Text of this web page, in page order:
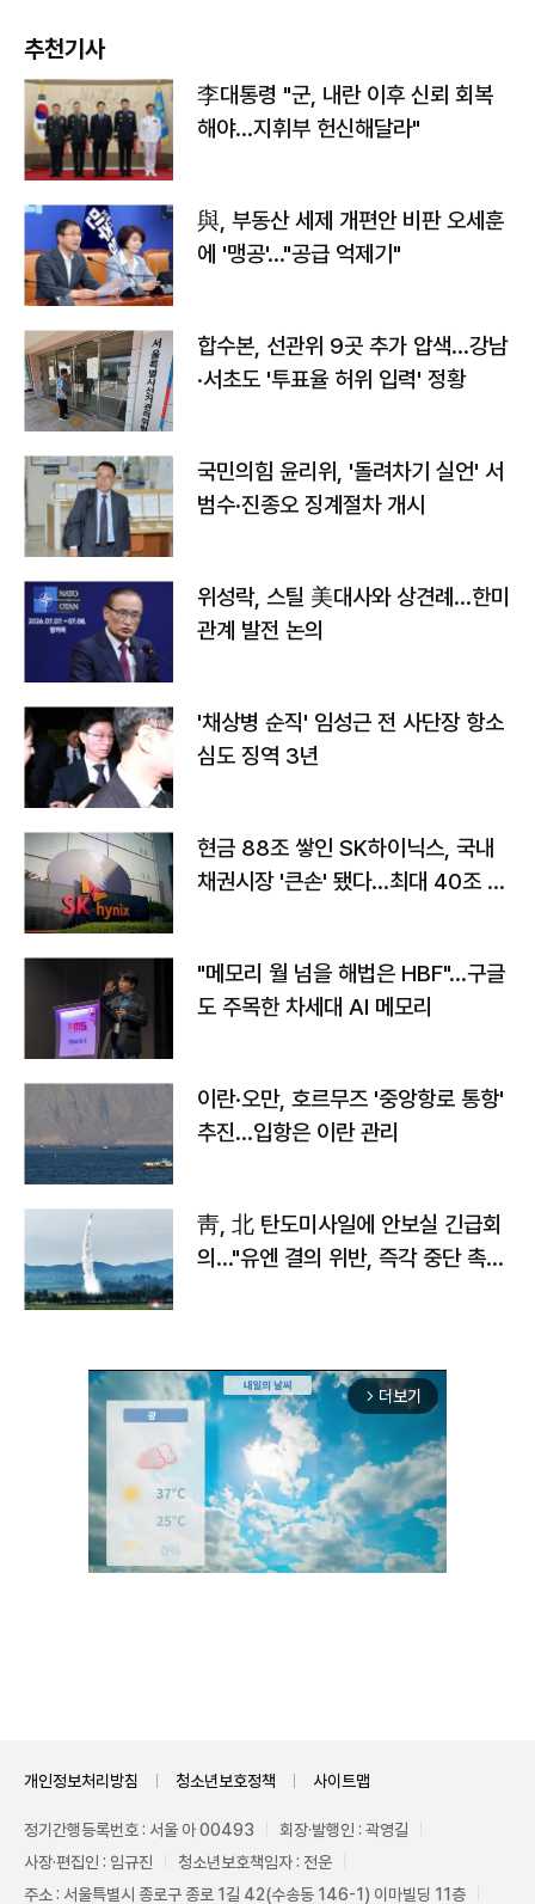
추천기사
李대통령 "군, 내란 이후 신뢰 회복
해야…지휘부 헌신해달라"
與, 부동산 세제 개편안 비판 오세훈
에 '맹공'…"공급 억제기"
합수본, 선관위 9곳 추가 압색…강남
·서초도 '투표율 허위 입력' 정황
국민의힘 윤리위, '돌려차기 실언' 서
범수·진종오 징계절차 개시
위성락, 스틸 美대사와 상견례…한미
관계 발전 논의
'채상병 순직' 임성근 전 사단장 항소
심도 징역 3년
현금 88조 쌓인 SK하이닉스, 국내
채권시장 '큰손' 됐다…최대 40조 투
"메모리 월 넘을 해법은 HBF"…구글
도 주목한 차세대 AI 메모리
이란·오만, 호르무즈 '중앙항로 통항'
추진…입항은 이란 관리
靑, 北 탄도미사일에 안보실 긴급회
의…"유엔 결의 위반, 즉각 중단 촉
arrow_forward_ios 더보기
개인정보처리방침 청소년보호정책 사이트맵
정기간행등록번호 : 서울 아 00493
회장·발행인 : 곽영길
사장·편집인 : 임규진
청소년보호책임자 : 전운
주소 : 서울특별시 종로구 종로 1길 42(수송동 146-1) 이마빌딩 11층